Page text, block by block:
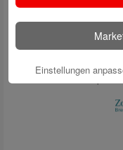
Lorem ipsum dolor sit
luctus nec ullamcorper
Einstellungen